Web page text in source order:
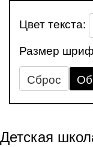
Цвет текста:
Размер
Сброс
Детская